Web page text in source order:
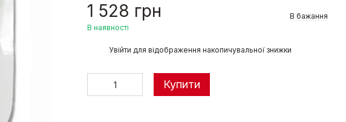
1 528 грн
В наявності
В бажання
Увійти для відображення накопичувальної знижки
Купити